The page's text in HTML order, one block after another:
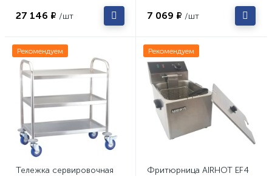
27 146 ₽ /шт 7 069 ₽ /шт
Рекомендуем
Тележка сервировочная
Рекомендуем
Фритюрница AIRHOT EF4